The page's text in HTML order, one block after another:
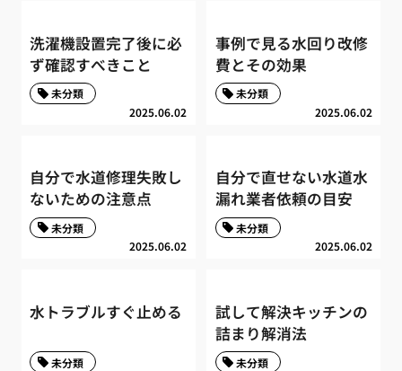
洗濯機設置完了後に必
ず確認すべきこと
2025.06.02
未分類
事例で見る水回り改修
費とその効果
2025.06.02
未分類
自分で水道修理失敗し
ないための注意点
2025.06.02
未分類
自分で直せない水道水
漏れ業者依頼の目安
2025.06.02
未分類
水トラブルすぐ止める
未分類
試して解決キッチンの
詰まり解消法
未分類